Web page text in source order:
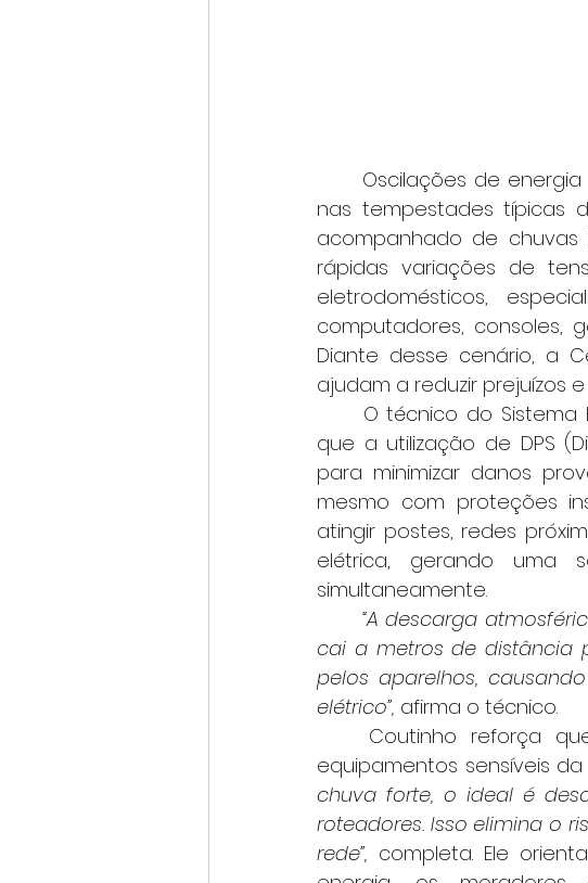
nas tempestades típicas
acompanhado de chuvas
rápidas variações de
eletrodomésticos,
computadores, consoles,
Diante desse cenário, a
ajudam a reduzir prejuízos
que a utilização de DPS
para minimizar danos
mesmo com proteções
atingir postes, redes
elétrica, gerando uma
simultaneamente.
cai a metros de distância
pelos aparelhos,
elétrico”, afirma o técnico.
equipamentos sensíveis
chuva forte, o ideal é
roteadores. Isso elimina o
rede”, completa. Ele